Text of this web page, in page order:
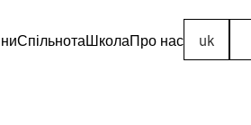
СпільнотаШколаПро нас uk